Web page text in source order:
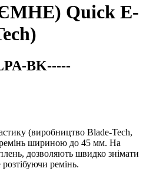
Quick E-
BK-----
(виробництво Blade-Tech,
шириною до 45 мм. На
дозволяють швидко знімати
ремінь.